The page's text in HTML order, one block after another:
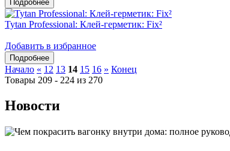
Tytan Professional: Клей-герметик: Fix²
Добавить в избранное
Начало « 12 13 14 15 16 » Конец
Товары 209 - 224 из 270
Новости